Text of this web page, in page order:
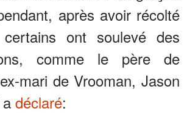
après avoir récolté
ont soulevé des
comme le père de
mari de Vrooman, Jason
déclaré: